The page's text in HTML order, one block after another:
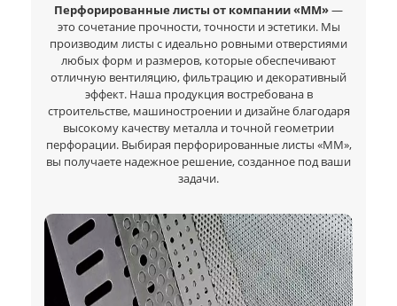
Перфорированные листы от компании «ММ»—
это сочетание прочности, точности и эстетики. Мы
производим листы с идеально ровными отверстиями
любых форм и размеров, которые обеспечивают
отличную вентиляцию, фильтрацию и декоративный
эффект. Наша продукция востребована в
строительстве, машиностроении и дизайне благодаря
высокому качеству металла и точной геометрии
перфорации. Выбирая перфорированные листы «ММ»,
вы получаете надежное решение, созданное под ваши
задачи.